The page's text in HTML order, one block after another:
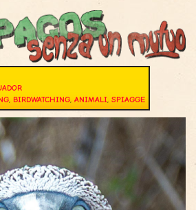
, BIRDWATCHING, ANIMALI, SPIAGGE